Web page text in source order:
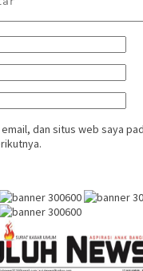
dan situs web saya